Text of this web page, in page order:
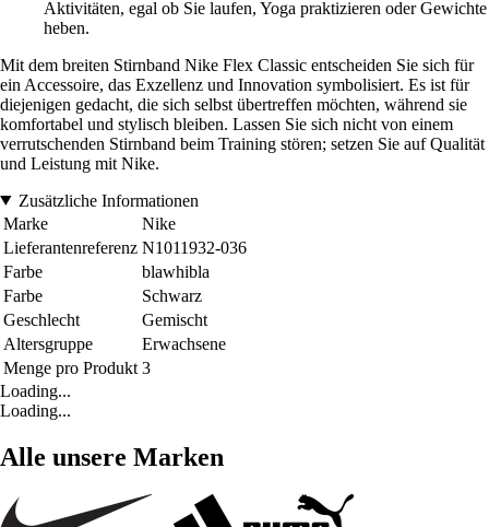
Aktivitäten, egal ob Sie laufen, Yoga praktizieren oder Gewichte
heben.
Mit dem breiten Stirnband Nike Flex Classic entscheiden Sie sich für
ein Accessoire, das Exzellenz und Innovation symbolisiert. Es ist für
diejenigen gedacht, die sich selbst übertreffen möchten, während sie
komfortabel und stylisch bleiben. Lassen Sie sich nicht von einem
verrutschenden Stirnband beim Training stören; setzen Sie auf Qualität
und Leistung mit Nike.
Zusätzliche Informationen
Marke
Nike
Lieferantenreferenz N1011932-036
Farbe
blawhibla
Farbe
Schwarz
Geschlecht
Gemischt
Altersgruppe
Erwachsene
Menge pro Produkt 3
Loading...
Loading...
Alle unsere Marken